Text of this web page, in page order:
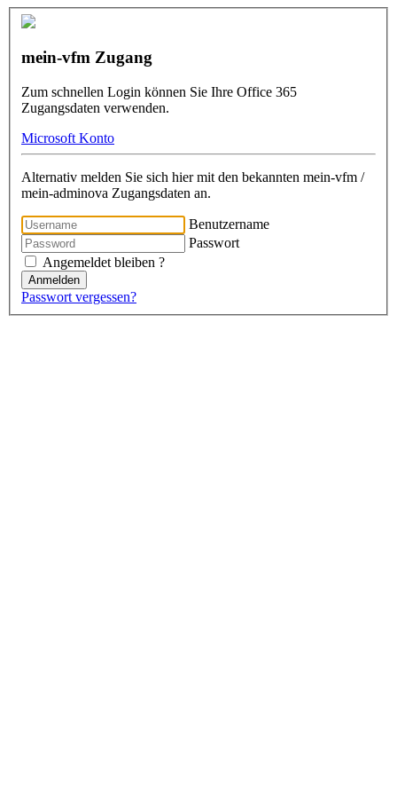
mein-vfm Zugang
Zum schnellen Login können Sie Ihre Office 365
Zugangsdaten verwenden.
Microsoft Konto
Alternativ melden Sie sich hier mit den bekannten mein-vfm /
mein-adminova Zugangsdaten an.
Benutzername
Passwort
Angemeldet bleiben ?
Anmelden
Passwort vergessen?